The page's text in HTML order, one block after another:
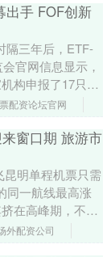
出手 FOF创新
隔三年后，ETF-
官网信息显示，
构申报了17只
年....
配资论坛官网
窗口期 旅游市
昆明单程机票只需
同一航线最高涨
在高峰期，不如
一大笔。”北京游
外配资公司